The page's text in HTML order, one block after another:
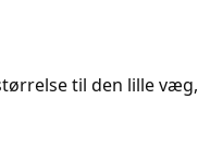
til den lille